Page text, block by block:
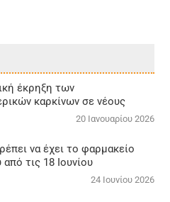
έκρηξη των
καρκίνων σε νέους
20 Ιανουαρίου 2026
να έχει το φαρμακείο
τις 18 Ιουνίου
24 Ιουνίου 2026